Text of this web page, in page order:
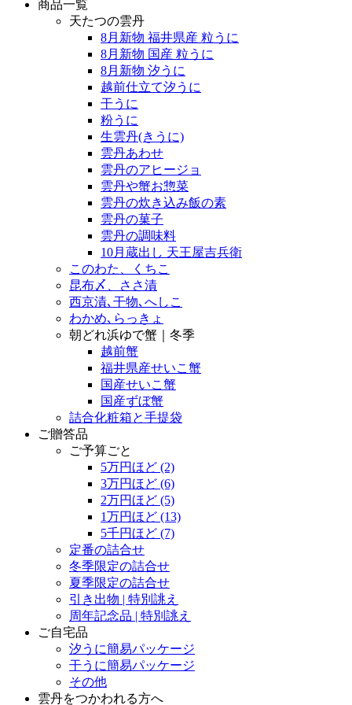
商品一覧
天たつの雲丹
8月新物 福井県産 粒うに
8月新物 国産 粒うに
8月新物 汐うに
越前仕立て汐うに
干うに
粉うに
生雲丹(きうに)
雲丹あわせ
雲丹のアヒージョ
雲丹や蟹お惣菜
雲丹の炊き込み飯の素
雲丹の菓子
雲丹の調味料
10月蔵出し 天王屋吉兵衛
このわた、くちこ
昆布〆、ささ漬
西京漬､干物､へしこ
わかめ､らっきょ
朝どれ浜ゆで蟹｜冬季
越前蟹
福井県産せいこ蟹
国産せいこ蟹
国産ずぼ蟹
詰合化粧箱と手提袋
ご贈答品
ご予算ごと
5万円ほど (2)
3万円ほど (6)
2万円ほど (5)
1万円ほど (13)
5千円ほど (7)
定番の詰合せ
冬季限定の詰合せ
夏季限定の詰合せ
引き出物 | 特別誂え
周年記念品 | 特別誂え
ご自宅品
汐うに簡易パッケージ
干うに簡易パッケージ
その他
雲丹をつかわれる方へ